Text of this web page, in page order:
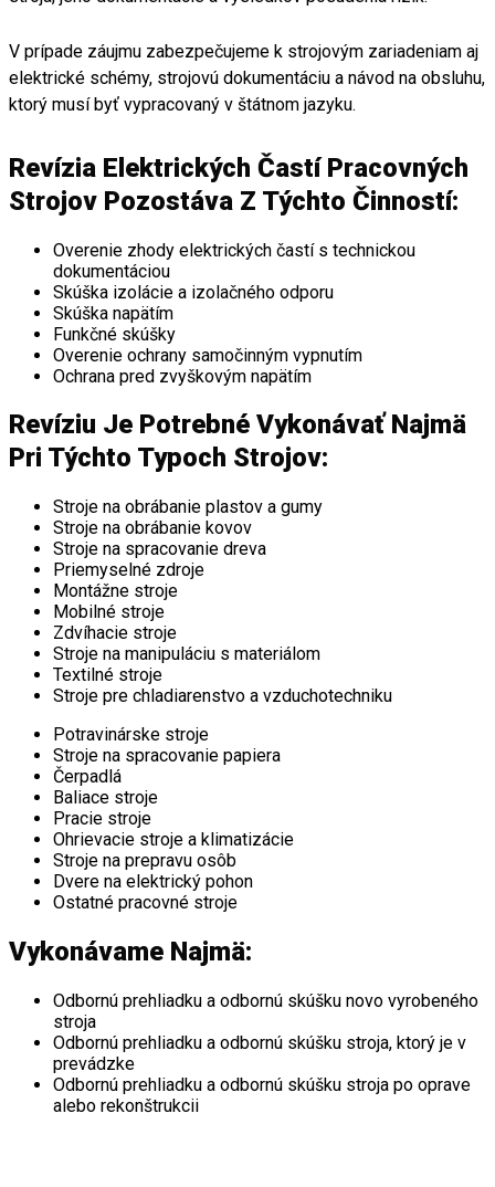
V prípade záujmu zabezpečujeme k strojovým zariadeniam aj
elektrické schémy, strojovú dokumentáciu a návod na obsluhu,
ktorý musí byť vypracovaný v štátnom jazyku.
Revízia Elektrických Častí Pracovných
Strojov Pozostáva Z Týchto Činností:
Overenie zhody elektrických častí s technickou
dokumentáciou
Skúška izolácie a izolačného odporu
Skúška napätím
Funkčné skúšky
Overenie ochrany samočinným vypnutím
Ochrana pred zvyškovým napätím
Revíziu Je Potrebné Vykonávať Najmä
Pri Týchto Typoch Strojov:
Stroje na obrábanie plastov a gumy
Stroje na obrábanie kovov
Stroje na spracovanie dreva
Priemyselné zdroje
Montážne stroje
Mobilné stroje
Zdvíhacie stroje
Stroje na manipuláciu s materiálom
Textilné stroje
Stroje pre chladiarenstvo a vzduchotechniku
Potravinárske stroje
Stroje na spracovanie papiera
Čerpadlá
Baliace stroje
Pracie stroje
Ohrievacie stroje a klimatizácie
Stroje na prepravu osôb
Dvere na elektrický pohon
Ostatné pracovné stroje
Vykonávame Najmä:
Odbornú prehliadku a odbornú skúšku novo vyrobeného
stroja
Odbornú prehliadku a odbornú skúšku stroja, ktorý je v
prevádzke
Odbornú prehliadku a odbornú skúšku stroja po oprave
alebo rekonštrukcii